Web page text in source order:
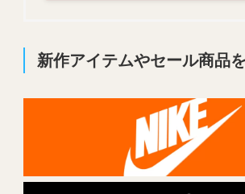
新作アイテムやセール商品